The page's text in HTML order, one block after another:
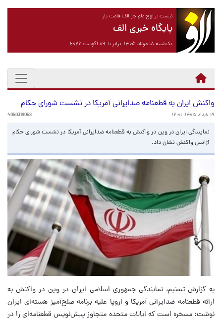
نیست بر لوح دلم جز الف قامت یار
پایگاه خبری الف
یک‌شنبه ۱۸ مرداد ۱۴۰۵ برابر با ۰۹ آگوست ۲۰۲۶
واکنش ایران به قطعنامه ضدایرانی آمریکا در نشست شورای حکام
۱۹ خرداد ۱۴۰۵، ۱۶:۰۱ 4050319058
نمایندگی ایران در وین در واکنش به قطعنامه ضدایرانی آمریکا در نشست شورای حکام
آژانس واکنش نشان داد.
به گزارش تسنیم، نمایندگی جمهوری اسلامی ایران در وین در واکنش به
ارائه قطعنامه ضدایرانی آمریکا و اروپا علیه برنامه صلح‌آمیز هسته‌ای ایران
نوشت: مسخره است که ایالات متحده متجاوز پیش‌نویس قطعنامه‌ای را در